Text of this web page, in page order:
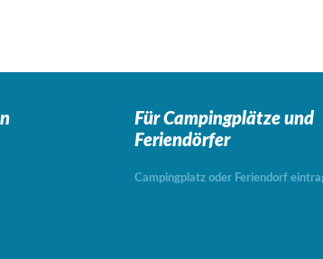
Für Campingplätze und
Feriendörfer
Campingplatz oder Feriendorf